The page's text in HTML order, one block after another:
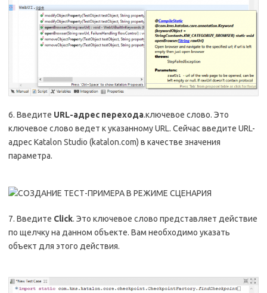
6. Введите URL-адрес перехода.ключевое слово. Это
ключевое слово ведет к указанному URL. Сейчас введите URL-
адрес Katalon Studio (katalon.com) в качестве значения
параметра.
7. Введите Click. Это ключевое слово представляет действие
по щелчку на данном объекте. Вам необходимо указать
объект для этого действия.